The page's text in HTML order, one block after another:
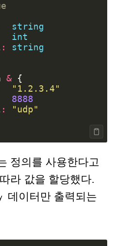
string
int
:
string
&
{
"1.2.3.4"
8888
:
"udp"
정의를 사용한다고
라 값을 할당했다.
데이터만 출력되는